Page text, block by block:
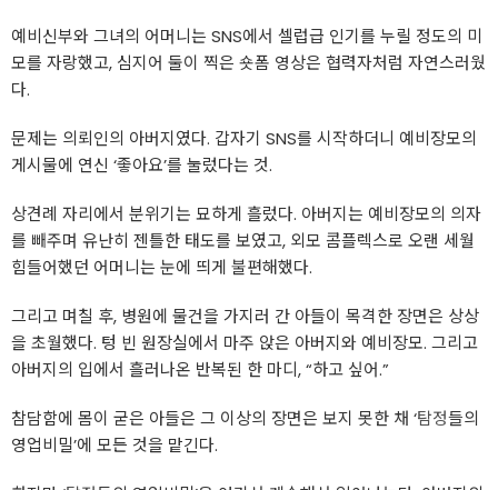
예비신부와 그녀의 어머니는 SNS에서 셀럽급 인기를 누릴 정도의 미
모를 자랑했고, 심지어 둘이 찍은 숏폼 영상은 협력자처럼 자연스러웠
다.
문제는 의뢰인의 아버지였다. 갑자기 SNS를 시작하더니 예비장모의
게시물에 연신 ‘좋아요’를 눌렀다는 것.
상견례 자리에서 분위기는 묘하게 흘렀다. 아버지는 예비장모의 의자
를 빼주며 유난히 젠틀한 태도를 보였고, 외모 콤플렉스로 오랜 세월
힘들어했던 어머니는 눈에 띄게 불편해했다.
그리고 며칠 후, 병원에 물건을 가지러 간 아들이 목격한 장면은 상상
을 초월했다. 텅 빈 원장실에서 마주 앉은 아버지와 예비장모. 그리고
아버지의 입에서 흘러나온 반복된 한 마디, “하고 싶어.”
참담함에 몸이 굳은 아들은 그 이상의 장면은 보지 못한 채 ‘탐정들의
영업비밀’에 모든 것을 맡긴다.